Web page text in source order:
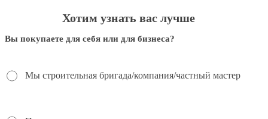
Хотим узнать вас лучше
Вы покупаете для себя или для бизнеса?
Мы строительная бригада/компания/частный мастер